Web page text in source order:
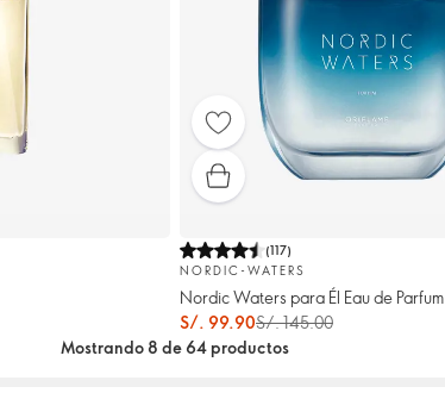
(117)
NORDIC-WATERS
Nordic Waters para Él Eau de Parfum
S/. 99.90S/. 145.00
Mostrando 8 de 64 productos